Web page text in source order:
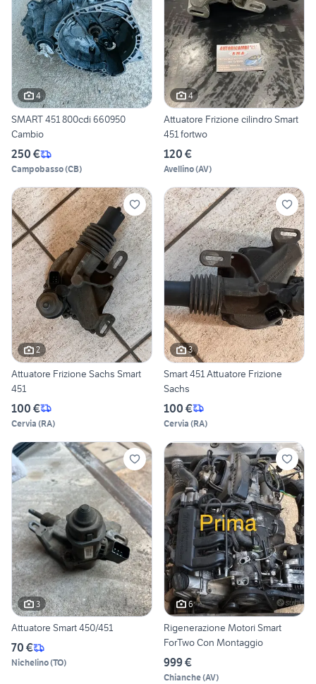
4
SMART 451 800cdi 660950
Cambio
250 €
Campobasso(CB)
4
Attuatore Frizione cilindro Smart
451 fortwo
120 €
Avellino(AV)
2
Attuatore Frizione Sachs Smart
451
100 €
Cervia (RA)
3
Smart 451 Attuatore Frizione
Sachs
100 €
Cervia (RA)
3
Attuatore Smart 450/451
70 €
Nichelino(TO)
6
Rigenerazione Motori Smart
ForTwo Con Montaggio
999 €
Chianche(AV)